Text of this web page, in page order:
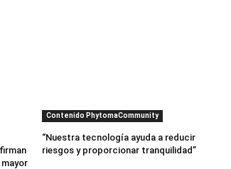
Contenido PhytomaCommunity
“Nuestra tecnología ayuda a reducir
riesgos y proporcionar tranquilidad”